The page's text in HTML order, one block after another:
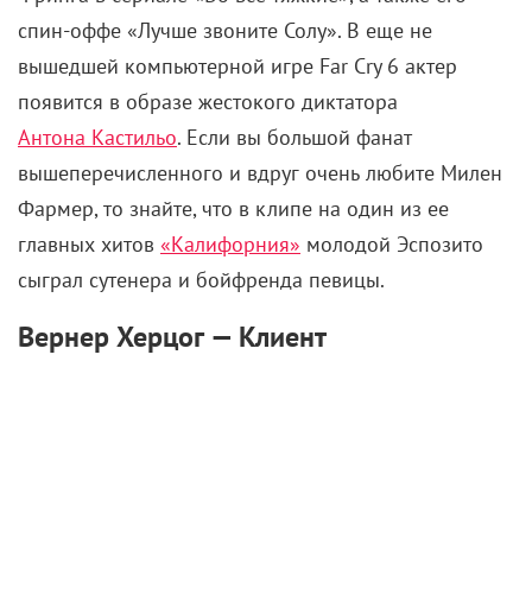
спин-оффе «Лучше звоните Солу». В еще не
вышедшей компьютерной игре Far Cry 6 актер
появится в образе жестокого диктатора
Антона Кастильо. Если вы большой фанат
вышеперечисленного и вдруг очень любите Милен
Фармер, то знайте, что в клипе на один из ее
главных хитов «Калифорния» молодой Эспозито
сыграл сутенера и бойфренда певицы.
Вернер Херцог — Клиент